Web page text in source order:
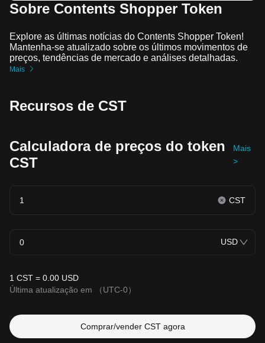
Sobre Contents Shopper Token
Explore as últimas notícias do Contents Shopper Token!
Mantenha-se atualizado sobre os últimos movimentos de
preços, tendências de mercado e análises detalhadas.
Mais
Recursos de CST
Calculadora de preços do token
CST
Mais
>
CST
USD
1 CST = 0.00 USD
Última atualização em
（UTC-0）
Comprar/vender CST agora